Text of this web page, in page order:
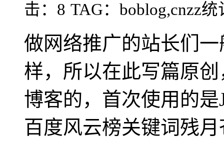
击：8 TAG：boblog,cnzz统
做网络推广的站长们
样，所以在此写篇原
博客的，首次使用的
百度风云榜关键词残